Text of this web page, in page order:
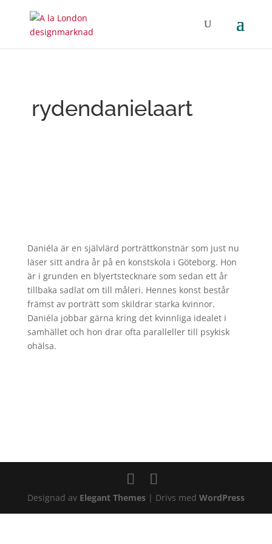
rydendanielaart
Daniéla är en självlärd porträttkonstnär som just nu
läser sitt andra år på en konstskola i Göteborg. Hon
är i grunden en blyertstecknare som sedan ett år
tillbaka sadlat om till måleri. Hennes konst består
främst av porträtt som skildrar starka kvinnor.
Daniéla jobbar gärna kring det kvinnliga idealet i
samhället och hon drar ofta paralleller till psykisk
ohälsa.
Designad av Elegant Themes| Drivs med WordPress